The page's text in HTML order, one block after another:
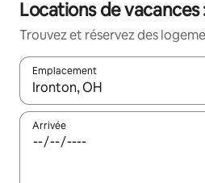
Locations de vacances
Trouvez et réservez des
Emplacement
Quand les résultats sont
Arrivée